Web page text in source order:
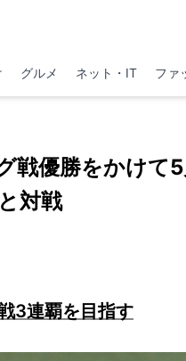
グルメ ネット・IT ファ
戦優勝をかけて
対戦
3連覇を目指す